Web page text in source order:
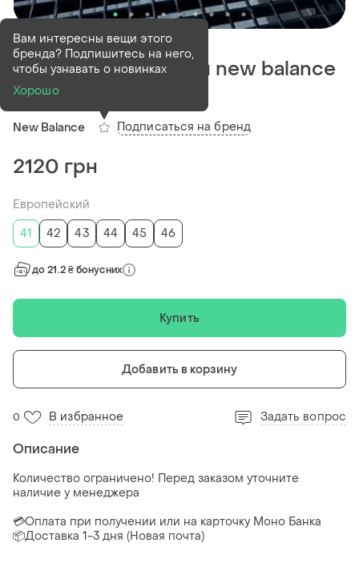
В наличии10 шт
Мужские кроссовки new balance
2002r
New Balance
Вам интересны вещи этого
бренда? Подпишитесь на него,
чтобы узнавать о новинках
Хорошо
Подписаться на бренд
2120 грн
Европейский
41
42 43 44 45 46
до 21.2 ₴ бонусних
Купить
Добавить в корзину
0 В избранное Задать вопрос
Описание
Количество ограничено! Перед заказом уточните
наличие у менеджера
💳Оплата при получении или на карточку Моно Банка
📦Доставка 1-3 дня (Новая почта)